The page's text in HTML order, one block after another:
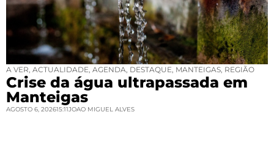
A VER ACTUALIDADE AGENDA DESTAQUE MANTEIGAS REGIÃO
Crise da água ultrapassada em
Manteigas
AGOSTO 6, 202615:11JOAO MIGUEL ALVES